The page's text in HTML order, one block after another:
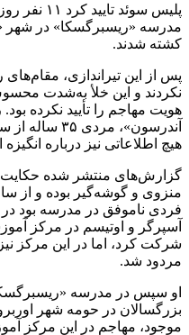
پلیس سوئد
مدرسه «ریسبرگسکا» در شهر
کشته شدند.
پس از این تیراندازی،
نکردند و این خلأ به‌شدت
هویت مهاجم را تأیید نکرده
آندرسون»،
هیچ اطلاعاتی نیز درباره
گزارش‌های منتشر شده حکایت
فردی ناموفق در مدرسه بود در
آسپرگر و اوتیسم در مرکز
شرکت کرد، اما در این مرکز
مردود شد.
او سپس در مدرسه
بزرگسالان در حومه شهر
موجود، مهاجم در این مرکز